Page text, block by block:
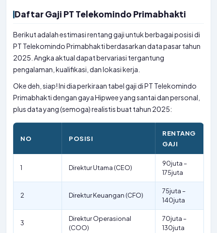
Daftar Gaji PT Telekomindo Primabhakti
Berikut adalah estimasi rentang gaji untuk berbagai posisi di
PT Telekomindo Primabhakti berdasarkan data pasar tahun
2025. Angka aktual dapat bervariasi tergantung
pengalaman, kualifikasi, dan lokasi kerja.
Oke deh, siap! Ini dia perkiraan tabel gaji di PT Telekomindo
Primabhakti dengan gaya Hipwee yang santai dan personal,
plus data yang (semoga) realistis buat tahun 2025:
NO POSISI
RENTANG
GAJI
1 Direktur Utama (CEO)
90juta –
175juta
2 Direktur Keuangan (CFO)
75juta –
140juta
3
Direktur Operasional
(COO)
70juta –
130juta